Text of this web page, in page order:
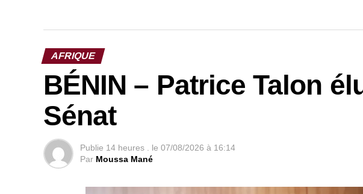
AFRIQUE
BÉNIN – Patrice Talon
Sénat
Publie 14 heures . le 07/08/2026 à 16:14
Par Moussa Mané